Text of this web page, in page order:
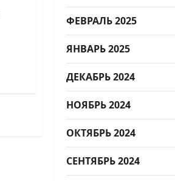
ФЕВРАЛЬ 2025
ЯНВАРЬ 2025
ДЕКАБРЬ 2024
НОЯБРЬ 2024
ОКТЯБРЬ 2024
СЕНТЯБРЬ 2024